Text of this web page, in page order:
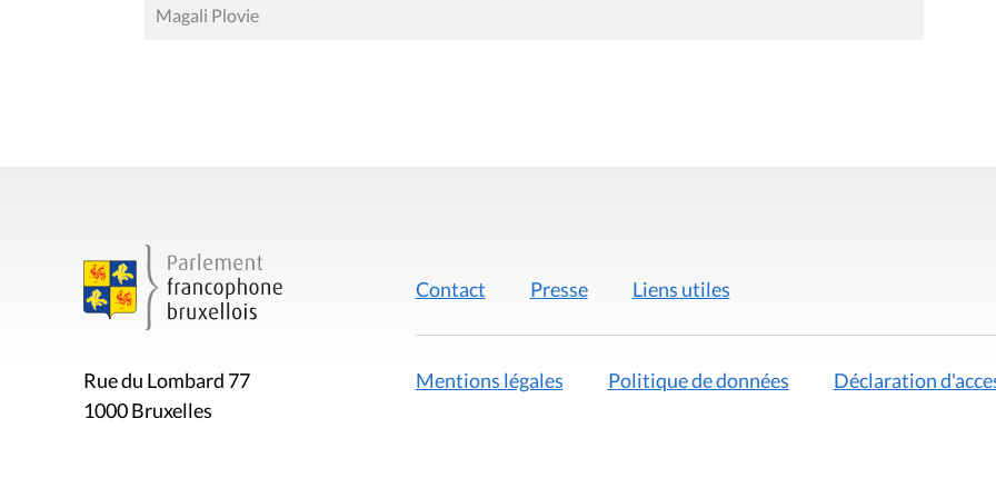
Magali Plovie
Rue du Lombard 77
1000 Bruxelles
Contact Presse Liens utiles
Mentions légales Politique de données Déclaration